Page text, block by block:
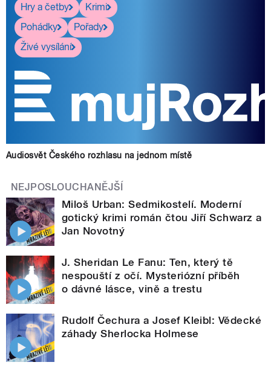
Hry a četby
Krimi
Pohádky
Pořady
Živé vysílání
Audiosvět Českého rozhlasu na jednom místě
NEJPOSLOUCHANĚJŠÍ
Miloš Urban: Sedmikostelí. Moderní
gotický krimi román čtou Jiří Schwarz a
Jan Novotný
J. Sheridan Le Fanu: Ten, který tě
nespouští z očí. Mysteriózní příběh
o dávné lásce, vině a trestu
Rudolf Čechura a Josef Kleibl: Vědecké
záhady Sherlocka Holmese